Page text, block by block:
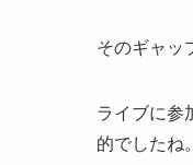
そのギャッ
ライブに参
的でしたね。